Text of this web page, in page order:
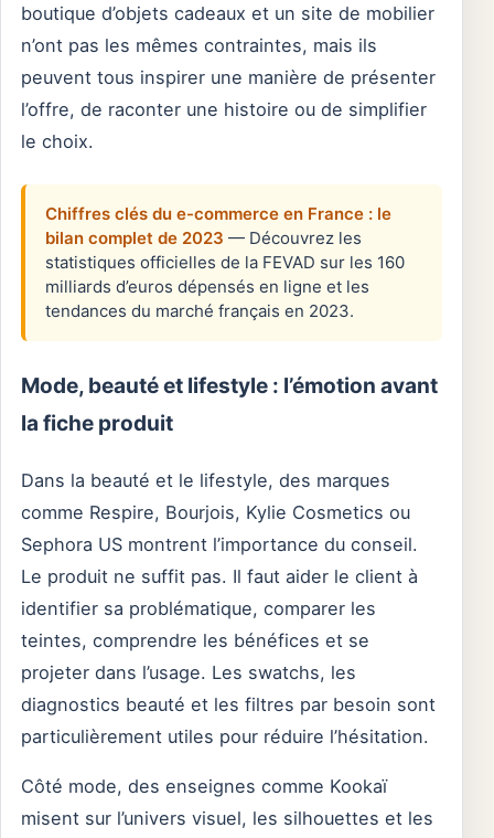
boutique d’objets cadeaux et un site de mobilier
n’ont pas les mêmes contraintes, mais ils
peuvent tous inspirer une manière de présenter
l’offre, de raconter une histoire ou de simplifier
le choix.
Chiffres clés du e-commerce en France : le
bilan complet de 2023 — Découvrez les
statistiques officielles de la FEVAD sur les 160
milliards d’euros dépensés en ligne et les
tendances du marché français en 2023.
Mode, beauté et lifestyle : l’émotion avant
la fiche produit
Dans la beauté et le lifestyle, des marques
comme Respire, Bourjois, Kylie Cosmetics ou
Sephora US montrent l’importance du conseil.
Le produit ne suffit pas. Il faut aider le client à
identifier sa problématique, comparer les
teintes, comprendre les bénéfices et se
projeter dans l’usage. Les swatchs, les
diagnostics beauté et les filtres par besoin sont
particulièrement utiles pour réduire l’hésitation.
Côté mode, des enseignes comme Kookaï
misent sur l’univers visuel, les silhouettes et les